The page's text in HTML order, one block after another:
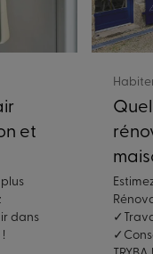
et
dans